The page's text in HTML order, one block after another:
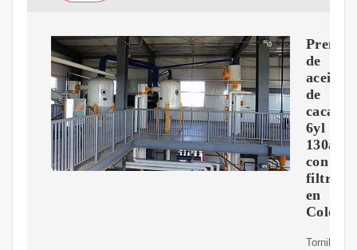
Prensa
de
aceite
de
6yl
130a
con
filtro
en
Tornillo